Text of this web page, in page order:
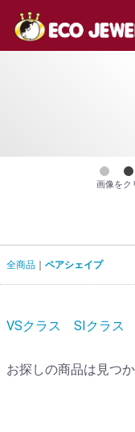
画像をク
全商品 ペアシェイプ
VSクラス SIクラス
お探しの商品は見つ